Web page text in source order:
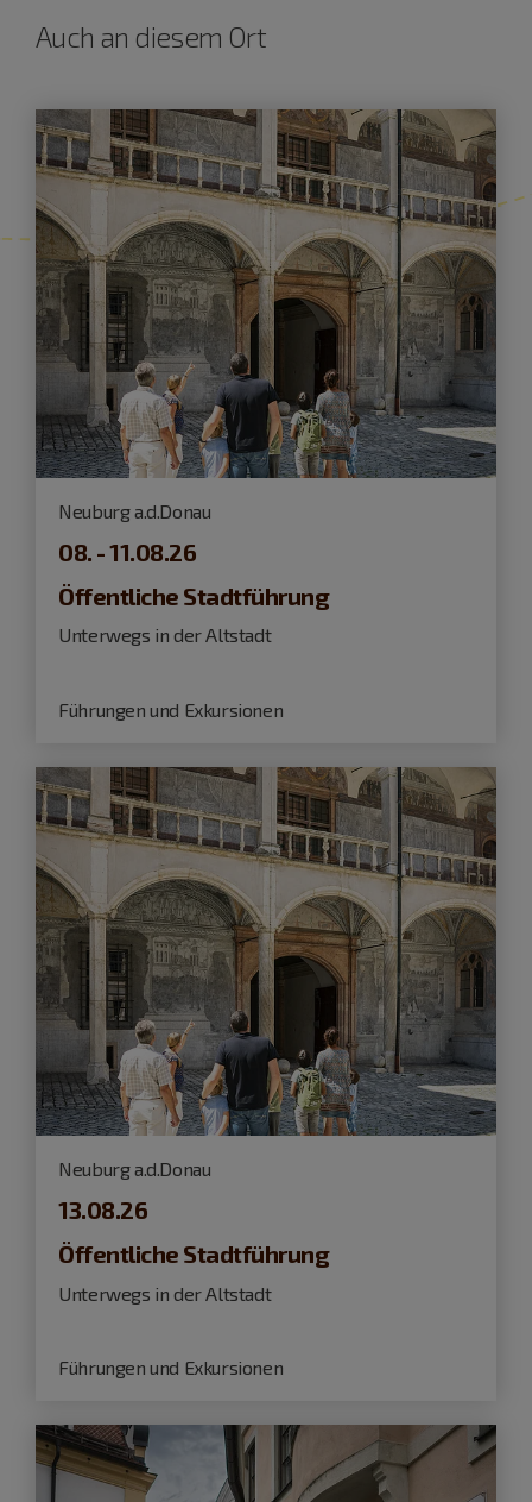
Auch an diesem Ort
Neuburg a.d.Donau
08. - 11.08.26
Öffentliche Stadtführung
Unterwegs in der Altstadt
Führungen und Exkursionen
Neuburg a.d.Donau
13.08.26
Öffentliche Stadtführung
Unterwegs in der Altstadt
Führungen und Exkursionen